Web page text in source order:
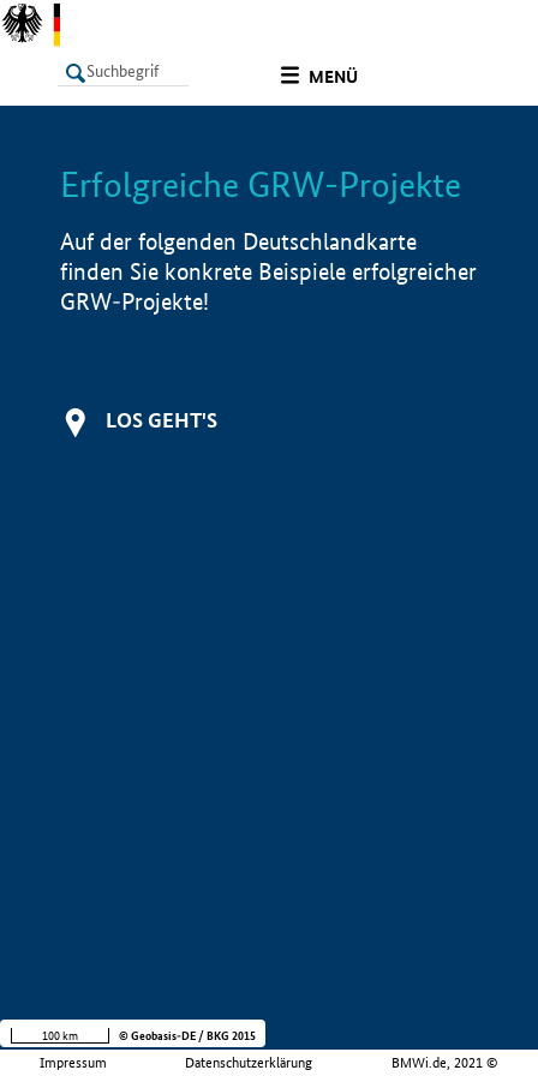
MENÜ
LISTE Info
Erfolgreiche GRW-Projekte
Auf der folgenden Deutschlandkarte
finden Sie konkrete Beispiele erfolgreicher
GRW-Projekte!
LOS GEHT'S
Impressum Datenschutzerklärung BMWi.de, 2021 ©
100 km © Geobasis-DE / BKG 2015